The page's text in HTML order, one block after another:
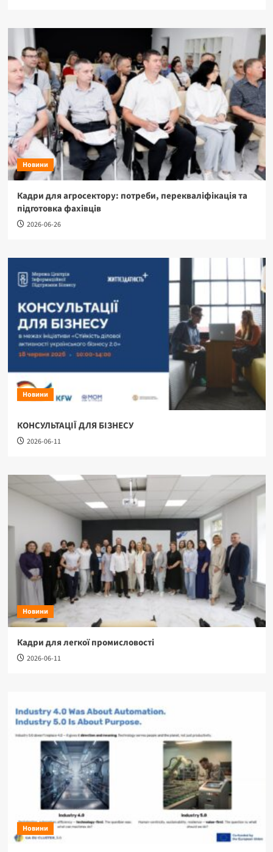
Новини
Кадри для агросектору: потреби, перекваліфікація та
підготовка фахівців
2026-06-26
Новини
КОНСУЛЬТАЦІЇ ДЛЯ БІЗНЕСУ
2026-06-11
Новини
Кадри для легкої промисловості
2026-06-11
Новини